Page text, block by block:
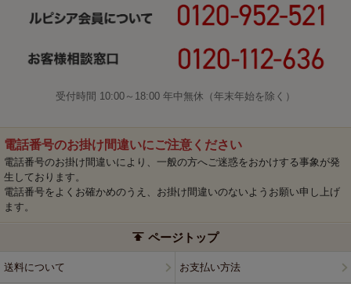
受付時間 10:00～18:00 年中無休（年末年始を除く）
電話番号のお掛け間違いにご注意ください
電話番号のお掛け間違いにより、一般の方へご迷惑をおかけする事象が発
生しております。
電話番号をよくお確かめのうえ、お掛け間違いのないようお願い申し上げ
ます。
ページトップ
送料について お支払い方法